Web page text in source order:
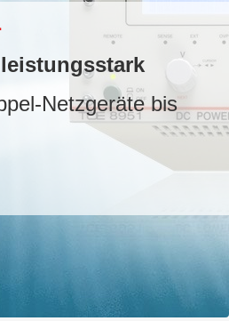
Netzgeräte bis